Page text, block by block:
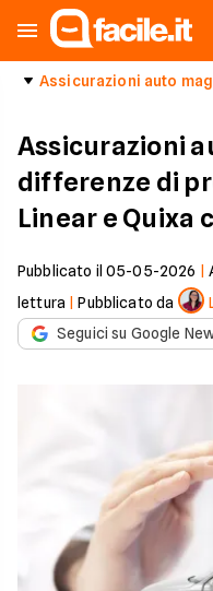
Assicurazioni auto
Assicurazioni
differenze di
Linear e Quixa
Pubblicato il 05-05-2026
lettura |Pubblicato da
Seguici su Google